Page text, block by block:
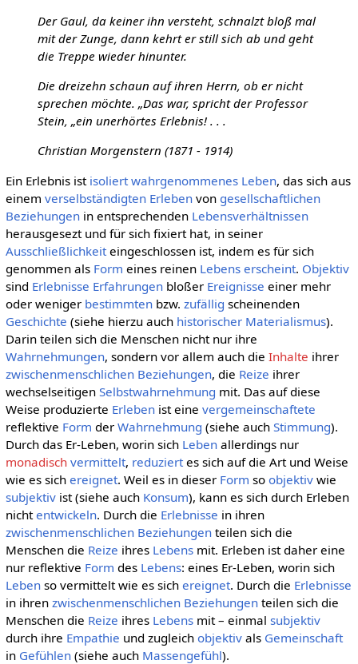
Der Gaul, da keiner ihn versteht, schnalzt bloß mal
mit der Zunge, dann kehrt er still sich ab und geht
die Treppe wieder hinunter.
Die dreizehn schaun auf ihren Herrn, ob er nicht
sprechen möchte. „Das war, spricht der Professor
Stein, „ein unerhörtes Erlebnis! . . .
Christian Morgenstern (1871 - 1914)
Ein Erlebnis ist isoliert wahrgenommenes Leben, das sich aus
einem verselbständigten Erlebenvon gesellschaftlichen
Beziehungenin entsprechenden Lebensverhältnissen
herausgesezt und für sich fixiert hat, in seiner
Ausschließlichkeiteingeschlossen ist, indem es für sich
genommen als Form eines reinen Lebens erscheint. Objektiv
sind Erlebnisse Erfahrungenbloßer Ereignisse einer mehr
oder weniger bestimmtenbzw. zufällig scheinenden
Geschichte (siehe hierzu auch historischer Materialismus).
Darin teilen sich die Menschen nicht nur ihre
Wahrnehmungen, sondern vor allem auch die Inhalte ihrer
zwischenmenschlichen Beziehungen, die Reize ihrer
wechselseitigen Selbstwahrnehmung mit. Das auf diese
Weise produzierte Erlebenist eine vergemeinschaftete
reflektive Form der Wahrnehmung (siehe auch Stimmung).
Durch das Er-Leben, worin sich Lebenallerdings nur
monadisch vermittelt, reduziertes sich auf die Art und Weise
wie es sich ereignet. Weil es in dieser Form so objektivwie
subjektivist (siehe auch Konsum), kann es sich durch Erleben
nichtentwickeln. Durch die Erlebnisse in ihren
zwischenmenschlichen Beziehungenteilen sich die
Menschen die Reize ihres Lebensmit. Erleben ist daher eine
nur reflektive Form des Lebens: eines Er-Leben, worin sich
Lebenso vermittelt wie es sich ereignet. Durch die Erlebnisse
in ihren zwischenmenschlichen Beziehungenteilen sich die
Menschen die Reize ihres Lebensmit – einmal subjektiv
durch ihre Empathie und zugleich objektivals Gemeinschaft
in Gefühlen(siehe auch Massengefühl).